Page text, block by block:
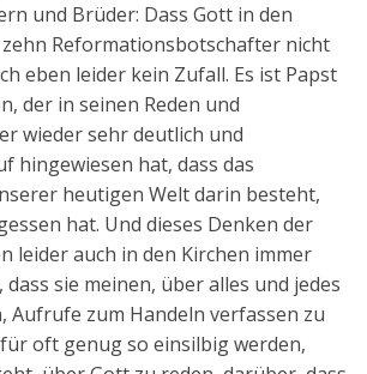
und Brüder: Dass Gott in den
Reformationsbotschafter nicht
eben leider kein Zufall. Es ist Papst
der in seinen Reden und
wieder sehr deutlich und
hingewiesen hat, dass das
heutigen Welt darin besteht,
hat. Und dieses Denken der
leider auch in den Kirchen immer
sie meinen, über alles und jedes
Aufrufe zum Handeln verfassen zu
oft genug so einsilbig werden,